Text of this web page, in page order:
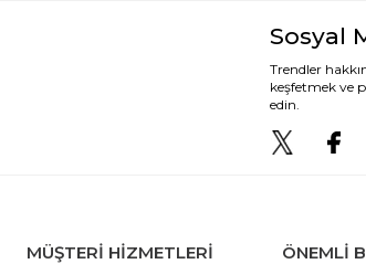
Sosyal
Trendler
keşfetmek ve
edin.
MÜŞTERİ HİZMETLERİ ÖNEMLI